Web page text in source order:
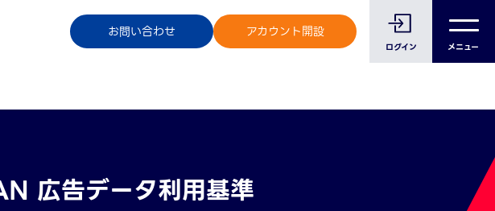
お問い合わせ アカウント開設
ログイン メニュー
ご利用中のお客様へ
広告データ利用基準